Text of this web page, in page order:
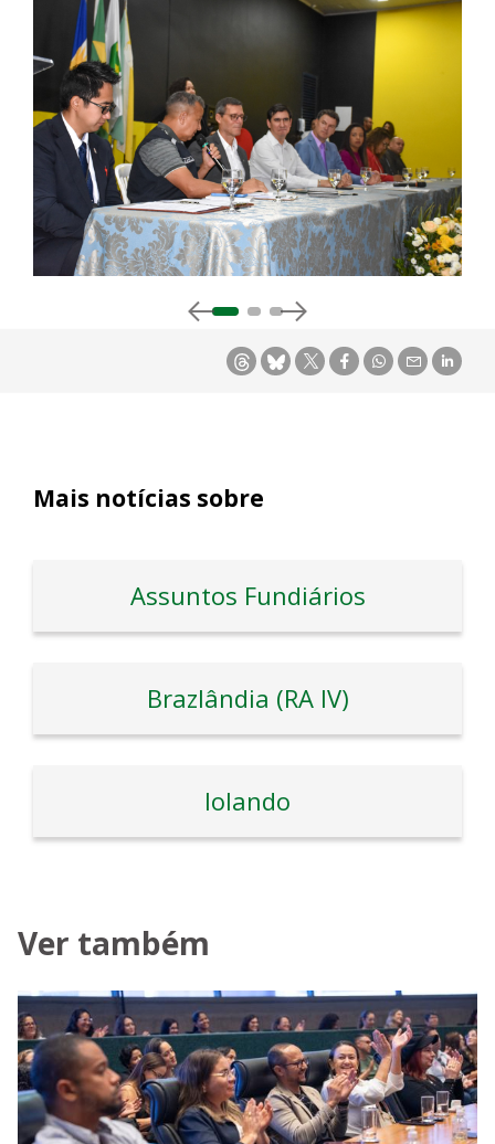
Mais notícias sobre
Assuntos Fundiários
Brazlândia (RA IV)
Iolando
Ver também